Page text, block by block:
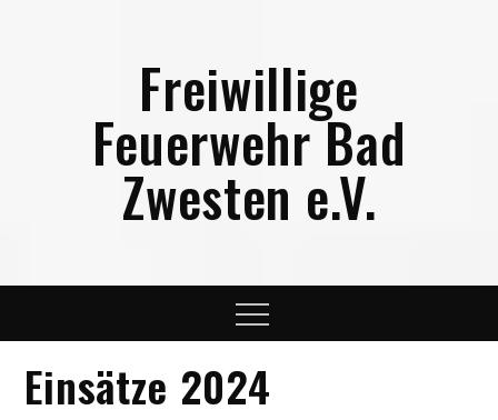
Freiwillige
Feuerwehr Bad
Zwesten e.V.
Menu
Einsätze 2024